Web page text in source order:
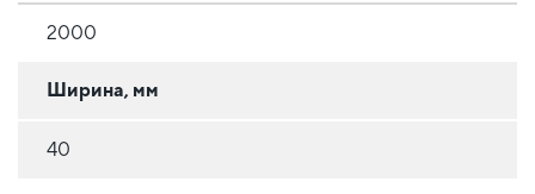
2000
Ширина, мм
40